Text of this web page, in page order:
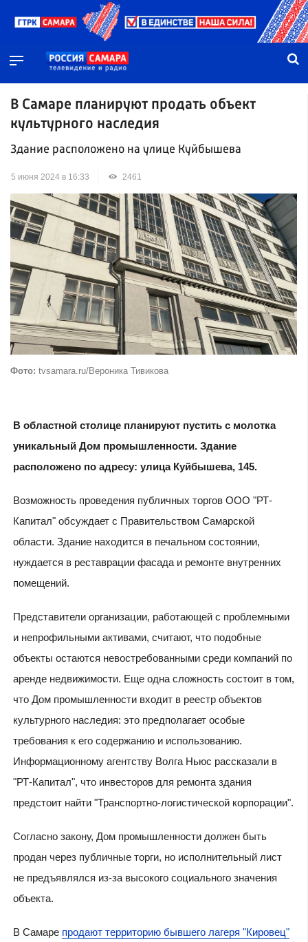
В Самаре планируют продать объект
культурного наследия
Здание расположено на улице Куйбышева
5 июня 2024 в 16:33 2461
Фото: tvsamara.ru/Вероника Тивикова
В областной столице планируют пустить с молотка
уникальный Дом промышленности. Здание
расположено по адресу: улица Куйбышева, 145.
Возможность проведения публичных торгов ООО "РТ-
Капитал" обсуждает с Правительством Самарской
области. Здание находится в печальном состоянии,
нуждается в реставрации фасада и ремонте внутренних
помещений.
Представители организации, работающей с проблемными
и непрофильными активами, считают, что подобные
объекты остаются невостребованными среди компаний по
аренде недвижимости. Еще одна сложность состоит в том,
что Дом промышленности входит в реестр объектов
культурного наследия: это предполагает особые
требования к его содержанию и использованию.
Информационному агентству Волга Ньюс рассказали в
"РТ-Капитал", что инвесторов для ремонта здания
предстоит найти "Транспортно-логистической корпорации".
Согласно закону, Дом промышленности должен быть
продан через публичные торги, но исполнительный лист
не предъявлялся из-за высокого социального значения
объекта.
В Самаре продают территорию бывшего лагеря "Кировец"